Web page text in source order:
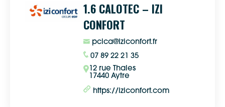
1.6 CALOTEC – IZI
CONFORT
pcica@iziconfort.fr
07 89 22 21 35
12 rue Thales
17440 Aytre
https://iziconfort.com